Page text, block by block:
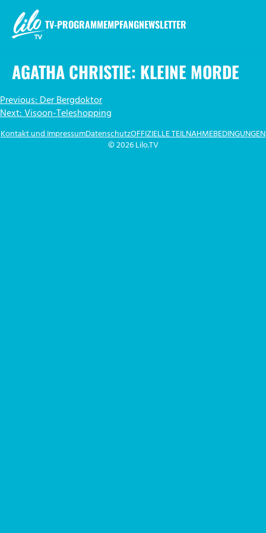
Inhalt
springen
TV-PROGRAMMEMPFANGNEWSLETTER
AGATHA CHRISTIE: KLEINE MORDE
BEITRAGSNAVIGATION
Previous:Der Bergdoktor
Next:Visoon-Teleshopping
© 2026 Lilo.TV
Kontakt und ImpressumDatenschutzOFFIZIELLE TEILNAHMEBEDINGUNGEN